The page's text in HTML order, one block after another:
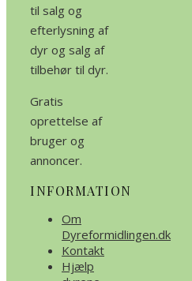
til salg og
efterlysning af
dyr og salg af
tilbehør til dyr.
Gratis
oprettelse af
bruger og
annoncer.
INFORMATION
Om
Dyreformidlingen.dk
Kontakt
Hjælp